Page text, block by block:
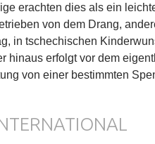
erachten dies als ein
von dem Drang,
in tschechischen
hinaus erfolgt vor dem
von einer bestimmten